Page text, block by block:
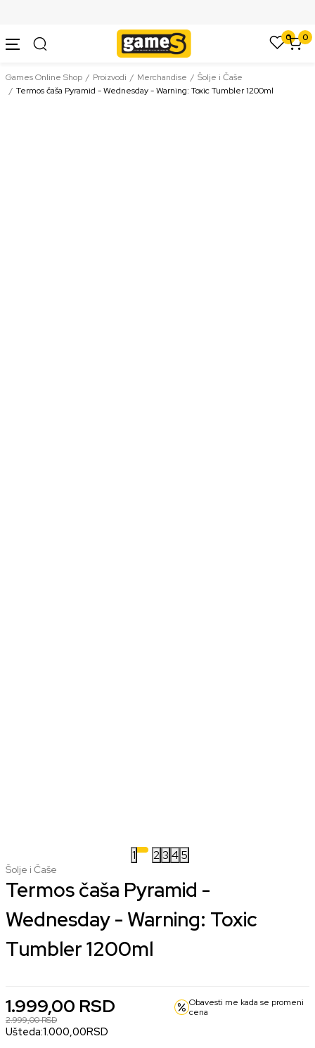
0 0
Games Online Shop Proizvodi Merchandise
Šolje i Čaše
Termos čaša Pyramid - Wednesday - Warning: Toxic Tumbler 1200ml
1 2 3 4 5
Šolje i Čaše
Termos čaša Pyramid -
Wednesday - Warning: Toxic
Tumbler 1200ml
1.999,00 RSD
2.999,00RSD
Ušteda:1.000,00RSD
Obavesti me kada se promeni
cena